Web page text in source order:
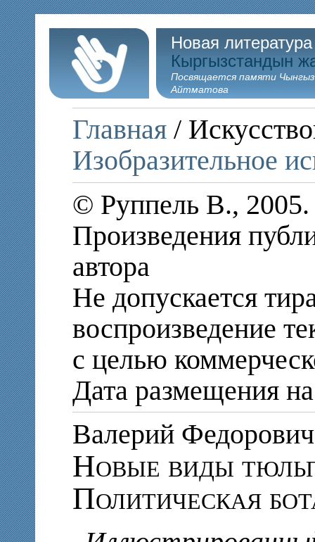
Новая
Кыргызстандын
Посвящается памяти
Айтматова
Главная /
Изобразительное
© Руппель В.,
Произведения
автора
Не допускается
воспроизведение
с целью
Дата размещения
Валерий
Новые виды
Политическая